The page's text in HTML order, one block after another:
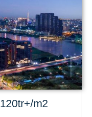
120tr+/m2